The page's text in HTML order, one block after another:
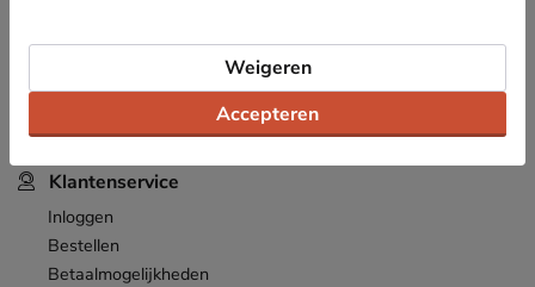
Klantenservice
Inloggen
Bestellen
Betaalmogelijkheden
Accepteren
Weigeren